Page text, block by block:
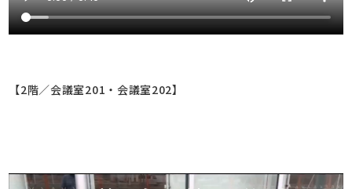
【2階／会議室201・会議室202】